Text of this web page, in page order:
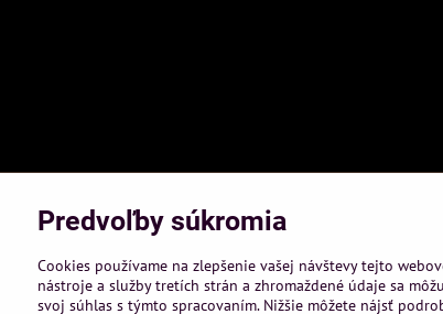
Predvoľby súkromia
Cookies používame na zlepšenie vašej návštevy tejto
nástroje a služby tretích strán a zhromaždené údaje sa
svoj súhlas s týmto spracovaním. Nižšie môžete nájsť